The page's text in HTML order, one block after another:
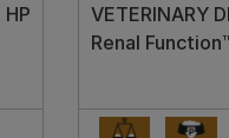
HP
VETERINARY
Renal